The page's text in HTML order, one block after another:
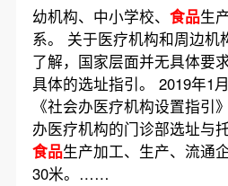
幼机构、中小学校、 食品生
系。 关于医疗机构和周边机
了解，国家层面并无具体要
具体的选址指引。 2019年1
《社会办医疗机构设置指引
办医疗机构的门诊部选址与
食品生产加工、生产、流通
30米。……